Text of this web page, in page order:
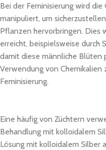
Bei der Feminisierung wird
manipuliert, um
Pflanzen hervorbringen. Dies
erreicht, beispielsweise durch
damit diese männliche Blüten
Verwendung von Chemikalien
Feminisierung.
Eine häufig von Züchtern
Behandlung mit kolloidalem
Lösung mit kolloidalem Silber